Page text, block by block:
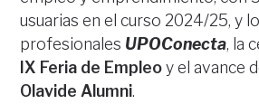
usuarias en el curso 2024/25, y
profesionales UPOConecta, la
IX Feria de Empleoy el avance
Olavide Alumni.